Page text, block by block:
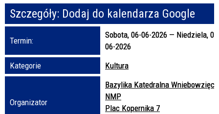
Organizator
Promowane
Szczegóły: Dodaj do kalendarza Google
Termin:
Sobota, 06-06-2026 — Niedziela,
06-2026
Kategorie
Kultura
Organizator
Bazylika Katedralna
NMP
Plac Kopernika 7